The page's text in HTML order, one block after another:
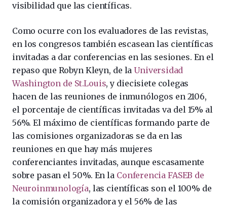
visibilidad que las científicas.
Como ocurre con los evaluadores de las revistas,
en los congresos también escasean las científicas
invitadas a dar conferencias en las sesiones. En el
repaso que Robyn Kleyn, de la Universidad
Washington de St.Louis, y diecisiete colegas
hacen de las reuniones de inmunólogos en 2106,
el porcentaje de científicas invitadas va del 15% al
56%. El máximo de científicas formando parte de
las comisiones organizadoras se da en las
reuniones en que hay más mujeres
conferenciantes invitadas, aunque escasamente
sobre pasan el 50%. En la Conferencia FASEB de
Neuroinmunología, las científicas son el 100% de
la comisión organizadora y el 56% de las